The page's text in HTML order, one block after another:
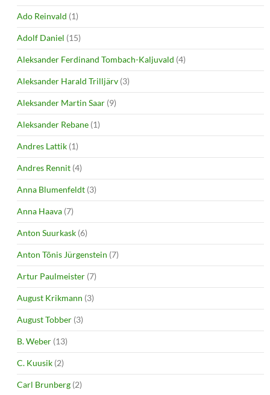
Ado Reinvald (1)
Adolf Daniel (15)
Aleksander Ferdinand Tombach-Kaljuvald (4)
Aleksander Harald Trilljärv (3)
Aleksander Martin Saar (9)
Aleksander Rebane (1)
Andres Lattik (1)
Andres Rennit (4)
Anna Blumenfeldt (3)
Anna Haava (7)
Anton Suurkask (6)
Anton Tõnis Jürgenstein (7)
Artur Paulmeister (7)
August Krikmann (3)
August Tobber (3)
B. Weber (13)
C. Kuusik (2)
Carl Brunberg (2)